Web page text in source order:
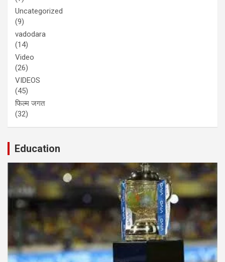
Uncategorized
(9)
vadodara
(14)
Video
(26)
VIDEOS
(45)
फिल्म जगत
(32)
Education